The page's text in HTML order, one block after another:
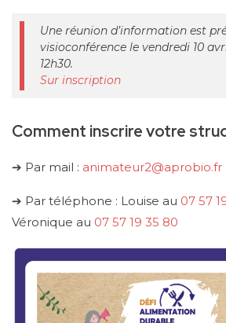
Une réunion d’information est
visioconférence le vendredi 10
12h30.
Sur inscription
Comment inscrire votre
➔ Par mail : animateur2@aprobio.fr
➔ Par téléphone : Louise au 07 57
Véronique au 07 57 19 35 80